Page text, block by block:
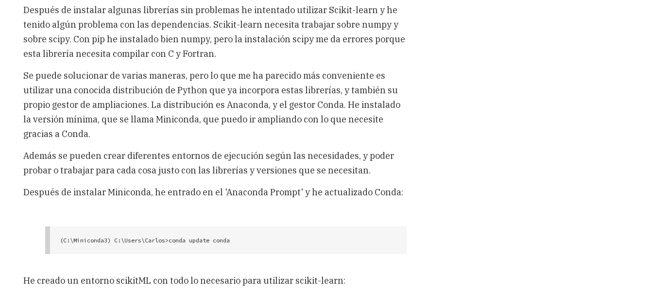
Después de instalar algunas librerías sin problemas he intentado utilizar Scikit-learn y he
tenido algún problema con las dependencias. Scikit-learn necesita trabajar sobre numpy y
sobre scipy. Con pip he instalado bien numpy, pero la instalación scipy me da errores porque
esta librería necesita compilar con C y Fortran.
Se puede solucionar de varias maneras, pero lo que me ha parecido más conveniente es
utilizar una conocida distribución de Python que ya incorpora estas librerías, y también su
propio gestor de ampliaciones. La distribución es Anaconda, y el gestor Conda. He instalado
la versión mínima, que se llama Miniconda, que puedo ir ampliando con lo que necesite
gracias a Conda.
Además se pueden crear diferentes entornos de ejecución según las necesidades, y poder
probar o trabajar para cada cosa justo con las librerías y versiones que se necesitan.
Después de instalar Miniconda, he entrado en el 'Anaconda Prompt' y he actualizado Conda:
(C:\Miniconda3) C:\Users\Carlos>conda update conda
He creado un entorno scikitML con todo lo necesario para utilizar scikit-learn: